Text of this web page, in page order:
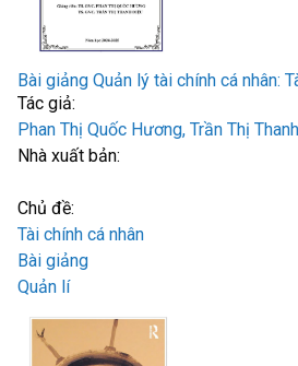
Bài giảng Quản lý tài chính cá nhân:
Tác giả:
Phan Thị Quốc Hương, Trần Thị
Nhà xuất bản:
Chủ đề:
Tài chính cá nhân
Bài giảng
Quản lí